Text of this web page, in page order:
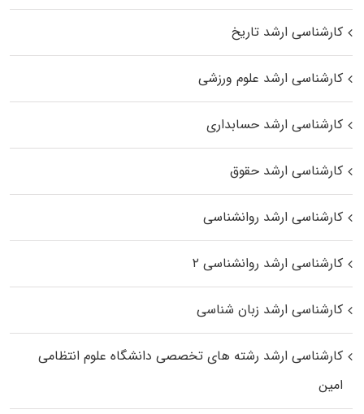
کارشناسی ارشد تاریخ
کارشناسی ارشد علوم ورزشی
کارشناسی ارشد حسابداری
کارشناسی ارشد حقوق
کارشناسی ارشد روانشناسی
کارشناسی ارشد روانشناسی ۲
کارشناسی ارشد زبان شناسی
کارشناسی ارشد رﺷﺘﻪ ﻫﺎی تخصصی داﻧﺸﮕﺎه ﻋﻠﻮم انتظامی
اﻣﻴﻦ